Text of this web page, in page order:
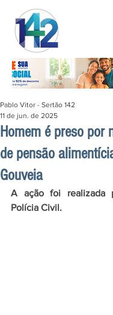
Homem é preso por
de pensão
Gouveia
Pablo Vitor - Sertão 142
11 de jun. de 2025
A ação foi realizada
Polícia Civil.